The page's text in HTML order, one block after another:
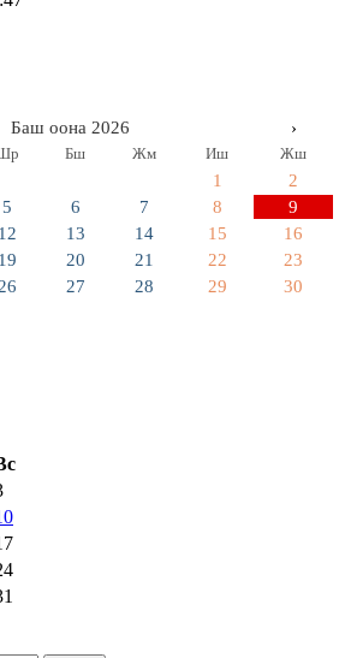
Баш оона 2026 ›
Бш Жм Иш Жш
1
2
5 6 7 8
9
12 13 14 15
16
19 20 21 22
23
26 27 28 29
30